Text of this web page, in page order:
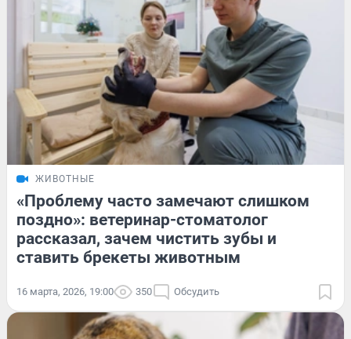
ЖИВОТНЫЕ
«Проблему часто замечают слишком
поздно»: ветеринар-стоматолог
рассказал, зачем чистить зубы и
ставить брекеты животным
16 марта, 2026, 19:00 350 Обсудить